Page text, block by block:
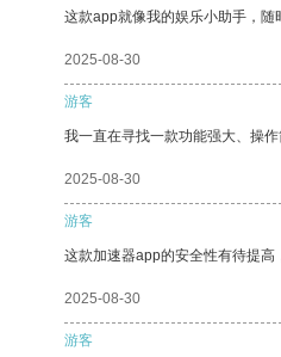
这款app就像我的娱乐小助手，随
2025-08-30
游客
我一直在寻找一款功能强大、操
2025-08-30
游客
这款加速器app的安全性有待提高
2025-08-30
游客